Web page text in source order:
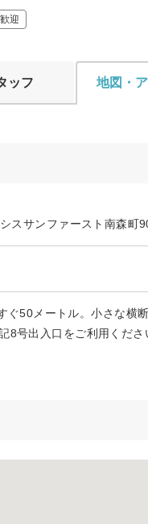
迎
ッフ 地図・
スサンファースト南森町
50メートル。小さな横
号出入口をご利用くださ